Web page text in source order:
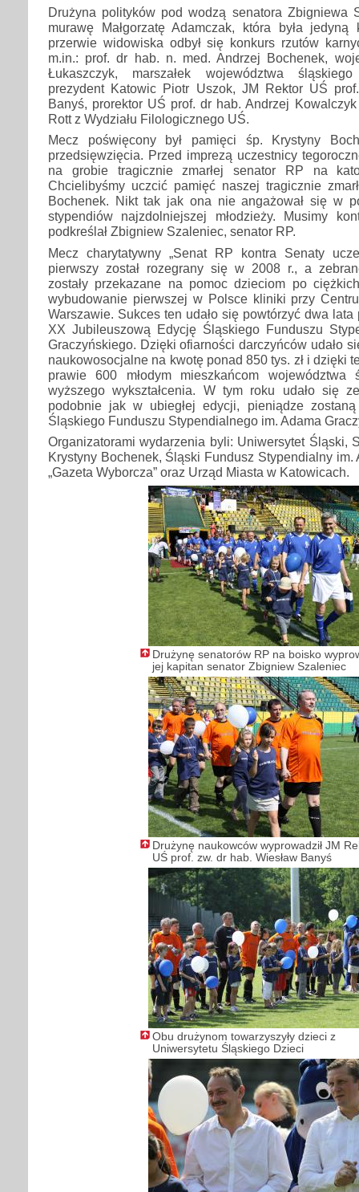
Drużyna polityków pod wodzą senatora Zbigniewa
murawę Małgorzatę Adamczak, która była
przerwie widowiska odbył się konkurs rzutów
m.in.: prof. dr hab. n. med. Andrzej Bochenek,
Łukaszczyk, marszałek województwa
prezydent Katowic Piotr Uszok, JM Rektor UŚ
Banyś, prorektor UŚ prof. dr hab. Andrzej
Rott z Wydziału Filologicznego UŚ.
Mecz poświęcony był pamięci śp. Krystyny
przedsięwzięcia. Przed imprezą uczestnicy
na grobie tragicznie zmarłej senator RP na
Chcielibyśmy uczcić pamięć naszej tragicznie
Bochenek. Nikt tak jak ona nie angażował się w
stypendiów najzdolniejszej młodzieży. Musimy
podkreślał Zbigniew Szaleniec, senator RP.
Mecz charytatywny „Senat RP kontra Senaty
pierwszy został rozegrany się w 2008 r., a
zostały przekazane na pomoc dzieciom po
wybudowanie pierwszej w Polsce kliniki przy
Warszawie. Sukces ten udało się powtórzyć dwa
XX Jubileuszową Edycję Śląskiego Funduszu
Graczyńskiego. Dzięki ofiarności darczyńców udało
naukowosocjalne na kwotę ponad 850 tys. zł i dzięki
prawie 600 młodym mieszkańcom województwa
wyższego wykształcenia. W tym roku udało się
podobnie jak w ubiegłej edycji, pieniądze
Śląskiego Funduszu Stypendialnego im. Adama
Organizatorami wydarzenia byli: Uniwersytet Śląski,
Krystyny Bochenek, Śląski Fundusz Stypendialny im.
„Gazeta Wyborcza” oraz Urząd Miasta w Katowicach.
Drużynę senatorów RP na boisko
jej kapitan senator Zbigniew Szaleniec
Drużynę naukowców wyprowadził JM
UŚ prof. zw. dr hab. Wiesław Banyś
Obu drużynom towarzyszyły dzieci z
Uniwersytetu Śląskiego Dzieci